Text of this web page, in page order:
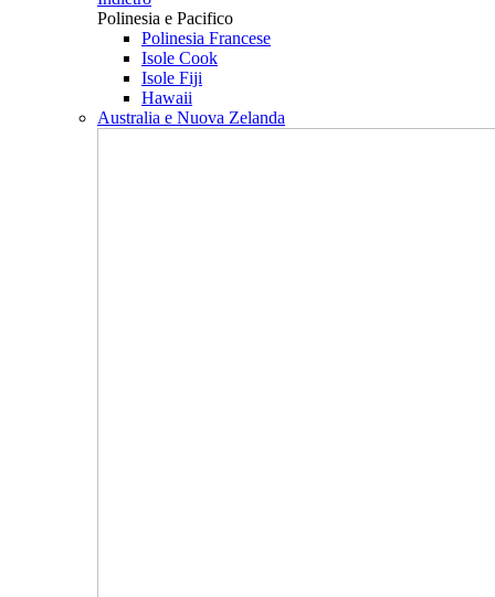
Polinesia e Pacifico
Polinesia Francese
Isole Cook
Isole Fiji
Hawaii
Australia e Nuova Zelanda